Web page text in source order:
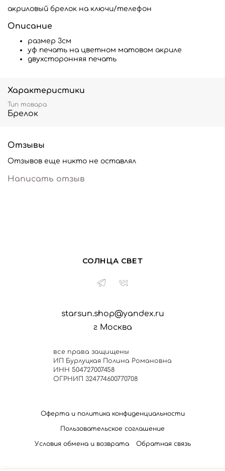
акриловый брелок на ключи/телефон
Описание
размер 3см
уф печать на цветном матовом акриле
двухсторонняя печать
Характеристики
Тип товара
Брелок
Отзывы
Отзывов еще никто не оставлял
Написать отзыв
starsun.shop@yandex.ru
г Москва
СОЛНЦА СВЕТ
все права защищены
ИП Бурлуцкая Полина Романовна
ИНН 504727007458
ОГРНИП 324774600770708
Оферта и политика конфиденциальности
Пользовательское соглашение
Условия обмена и возврата Обратная связь